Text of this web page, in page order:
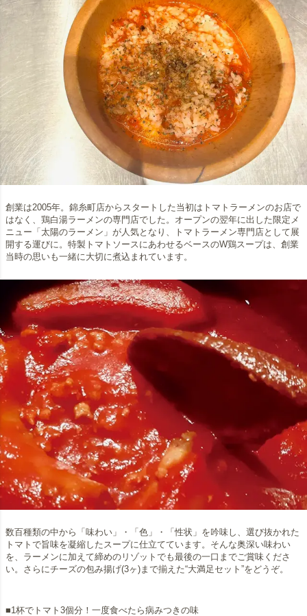
創業は2005年。錦糸町店からスタートした当初はトマトラーメンのお店で
はなく、鶏白湯ラーメンの専門店でした。オープンの翌年に出した限定メ
ニュー「太陽のラーメン」が人気となり、トマトラーメン専門店として展
開する運びに。特製トマトソースにあわせるベースのW鶏スープは、創業
当時の思いも一緒に大切に煮込まれています。
数百種類の中から「味わい」・「色」・「性状」を吟味し、選び抜かれた
トマトで旨味を凝縮したスープに仕立てています。そんな奥深い味わい
を、ラーメンに加えて締めのリゾットでも最後の一口までご賞味くださ
い。さらにチーズの包み揚げ(3ヶ)まで揃えた“大満足セット”をどうぞ。
■1杯でトマト3個分！一度食べたら病みつきの味